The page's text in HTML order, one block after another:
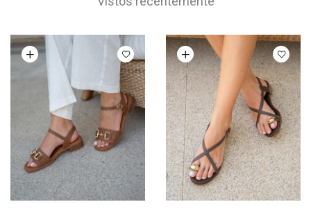
opções Ver opções